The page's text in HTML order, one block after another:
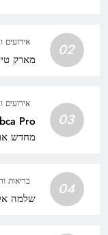
02 אירועים
מארק טיקטינר: לא רק
03
אירועים
מחדש
04 בריאות
שלמה